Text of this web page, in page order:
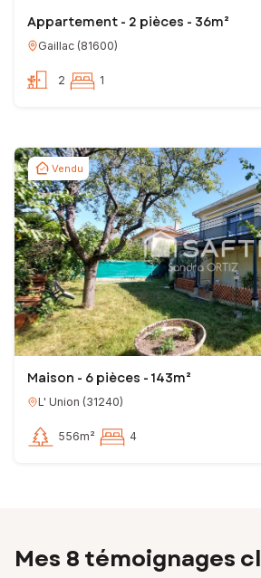
Appartement - 2 pièces - 36m²
Gaillac (81600)
2 1
Vendu
Maison - 6 pièces - 143m²
L' Union (31240)
556m² 4
Mes 8 témoignages